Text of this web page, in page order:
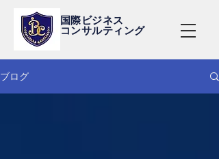
国際ビジネス
コンサルティング
ブログ